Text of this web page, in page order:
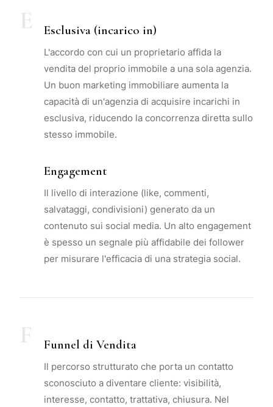
E Esclusiva (incarico in)
L'accordo con cui un proprietario affida la
vendita del proprio immobile a una sola agenzia.
Un buon marketing immobiliare aumenta la
capacità di un'agenzia di acquisire incarichi in
esclusiva, riducendo la concorrenza diretta sullo
stesso immobile.
Engagement
Il livello di interazione (like, commenti,
salvataggi, condivisioni) generato da un
contenuto sui social media. Un alto engagement
è spesso un segnale più affidabile dei follower
per misurare l'efficacia di una strategia social.
F Funnel di Vendita
Il percorso strutturato che porta un contatto
sconosciuto a diventare cliente: visibilità,
interesse, contatto, trattativa, chiusura. Nel